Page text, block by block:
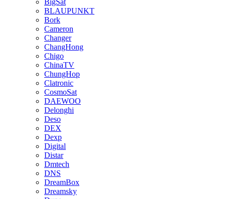
BigSat
BLAUPUNKT
Bork
Cameron
Changer
ChangHong
Chigo
ChinaTV
ChungHop
Clatronic
CosmoSat
DAEWOO
Delonghi
Deso
DEX
Dexp
Digital
Distar
Dmtech
DNS
DreamBox
Dreamsky